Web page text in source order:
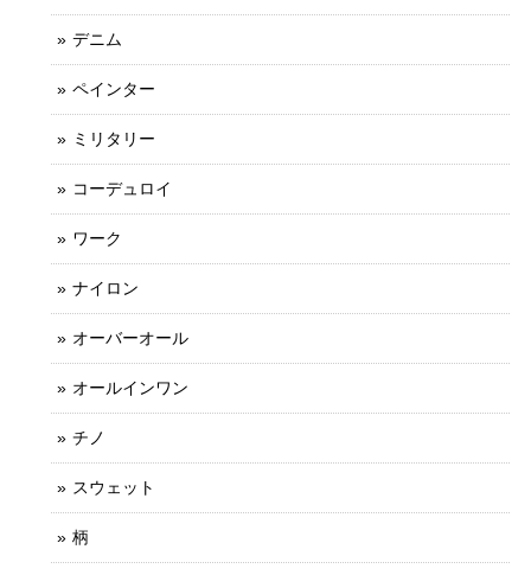
デニム
ペインター
ミリタリー
コーデュロイ
ワーク
ナイロン
オーバーオール
オールインワン
チノ
スウェット
柄